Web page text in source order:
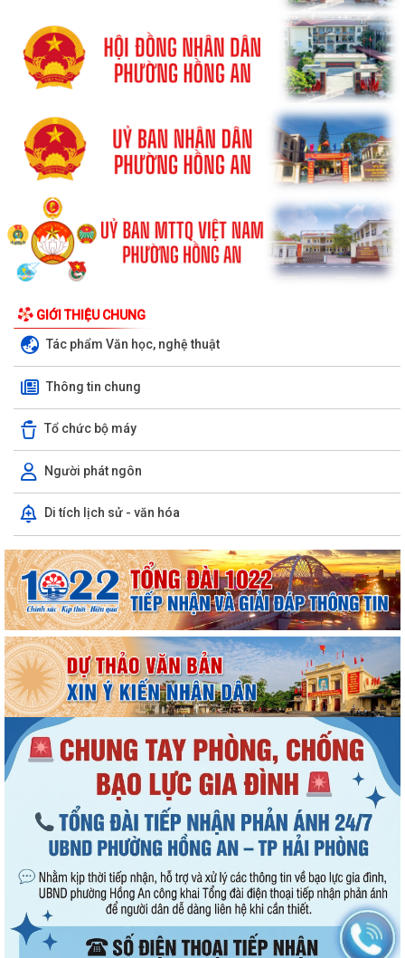
GIỚI THIỆU CHUNG
Tác phẩm Văn học, nghệ thuật
Thông tin chung
Tổ chức bộ máy
Người phát ngôn
Di tích lịch sử - văn hóa